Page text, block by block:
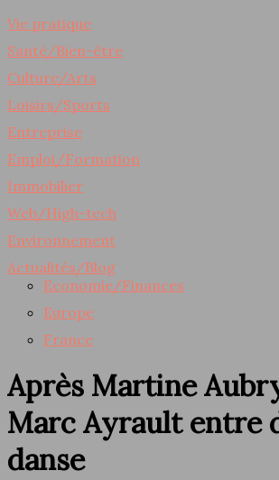
Vie pratique
Santé/Bien-être
Culture/Arts
Loisirs/Sports
Entreprise
Emploi/Formation
Immobilier
Web/High-tech
Environnement
Actualités/Blog
Economie/Finances
Europe
France
Après Martine
Marc Ayrault entre
danse